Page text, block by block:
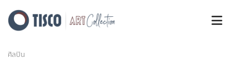
ศิลปิน